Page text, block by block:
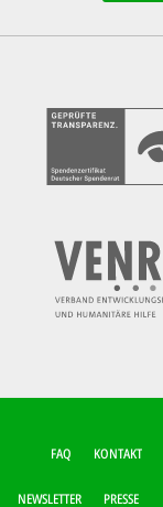
FUSSZEILEN-M
FAQ KONTAKT
NEWSLETTER PRESSE